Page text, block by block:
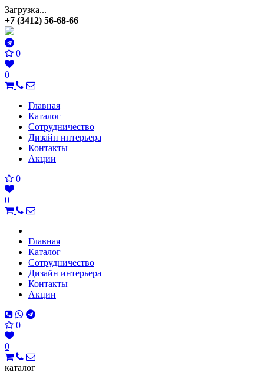
Загрузка...
+7 (3412) 56-68-66
0
0
Главная
Каталог
Сотрудничество
Дизайн интерьера
Контакты
Акции
0
0
Главная
Каталог
Сотрудничество
Дизайн интерьера
Контакты
Акции
0
0
каталог